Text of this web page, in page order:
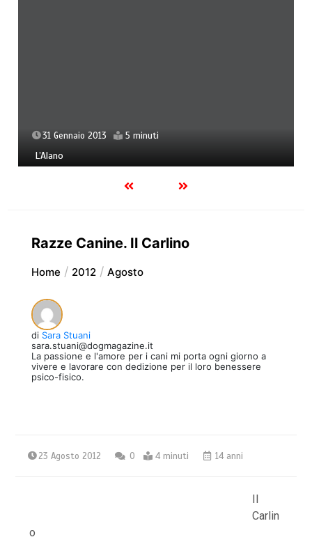
31 Gennaio 2013 5 minuti
L’Alano
Razze Canine. Il Carlino
Home 2012 Agosto
di Sara Stuani
sara.stuani@dogmagazine.it
La passione e l'amore per i cani mi porta ogni giorno a
vivere e lavorare con dedizione per il loro benessere
psico-fisico.
23 Agosto 2012 0 4 minuti 14 anni
Il
Carlin
o